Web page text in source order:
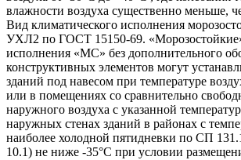
влажности воздуха существенно меньше,
Вид климатического исполнения
УХЛ2 по ГОСТ 15150-69.
исполнения «МС» без дополнительного
конструктивных элементов могут
зданий под навесом при температуре
или в помещениях со сравнительно
наружного воздуха с указанной
наружных стенах зданий в районах с
наиболее холодной пятидневки по СП
10.1) не ниже -35°С при условии